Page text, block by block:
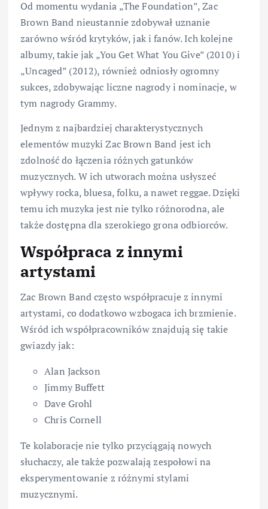
Od momentu wydania „The Foundation”, Zac
Brown Band nieustannie zdobywał uznanie
zarówno wśród krytyków, jak i fanów. Ich kolejne
albumy, takie jak „You Get What You Give” (2010) i
„Uncaged” (2012), również odniosły ogromny
sukces, zdobywając liczne nagrody i nominacje, w
tym nagrody Grammy.
Jednym z najbardziej charakterystycznych
elementów muzyki Zac Brown Band jest ich
zdolność do łączenia różnych gatunków
muzycznych. W ich utworach można usłyszeć
wpływy rocka, bluesa, folku, a nawet reggae. Dzięki
temu ich muzyka jest nie tylko różnorodna, ale
także dostępna dla szerokiego grona odbiorców.
Współpraca z innymi
artystami
Zac Brown Band często współpracuje z innymi
artystami, co dodatkowo wzbogaca ich brzmienie.
Wśród ich współpracowników znajdują się takie
gwiazdy jak:
Alan Jackson
Jimmy Buffett
Dave Grohl
Chris Cornell
Te kolaboracje nie tylko przyciągają nowych
słuchaczy, ale także pozwalają zespołowi na
eksperymentowanie z różnymi stylami
muzycznymi.